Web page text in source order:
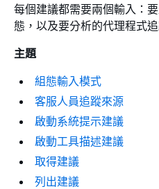
每個建議都需要兩個輸入：
態，以及要分析的代理程式追
主題
組態輸入模式
客服人員追蹤來源
啟動系統提示建議
啟動工具描述建議
取得建議
列出建議